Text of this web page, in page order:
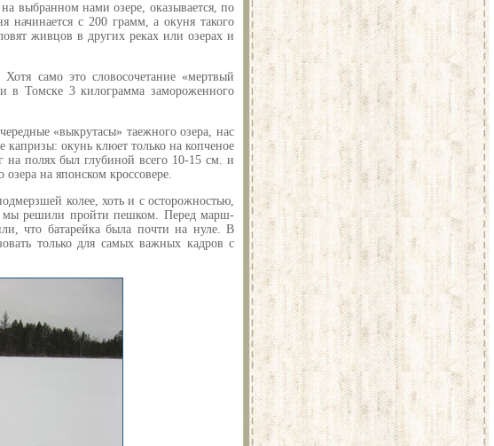
выбранном нами озере, оказывается, по
с 200 грамм, а окуня такого
живцов в других реках или озерах и
само это словосочетание «мертвый
Томске 3 килограмма замороженного
«выкрутасы» таежного озера, нас
окунь клюет только на копченое
полях был глубиной всего 10-15 см. и
на японском кроссовере.
колее, хоть и с осторожностью,
мы решили пройти пешком. Перед марш-
что батарейка была почти на нуле. В
только для самых важных кадров с